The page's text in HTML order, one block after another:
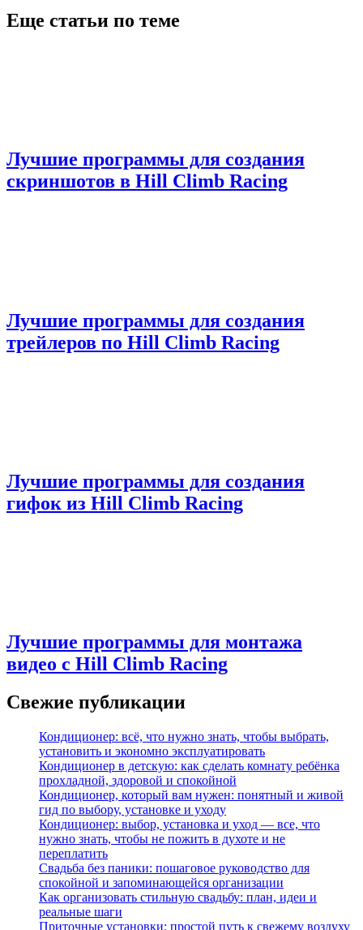
Еще статьи по теме
Лучшие программы для создания
скриншотов в Hill Climb Racing
Лучшие программы для создания
трейлеров по Hill Climb Racing
Лучшие программы для создания
гифок из Hill Climb Racing
Лучшие программы для монтажа
видео с Hill Climb Racing
Свежие публикации
Кондиционер: всё, что нужно знать, чтобы выбрать,
установить и экономно эксплуатировать
Кондиционер в детскую: как сделать комнату ребёнка
прохладной, здоровой и спокойной
Кондиционер, который вам нужен: понятный и живой
гид по выбору, установке и уходу
Кондиционер: выбор, установка и уход — все, что
нужно знать, чтобы не пожить в духоте и не
переплатить
Свадьба без паники: пошаговое руководство для
спокойной и запоминающейся организации
Как организовать стильную свадьбу: план, идеи и
реальные шаги
Приточные установки: простой путь к свежему воздуху